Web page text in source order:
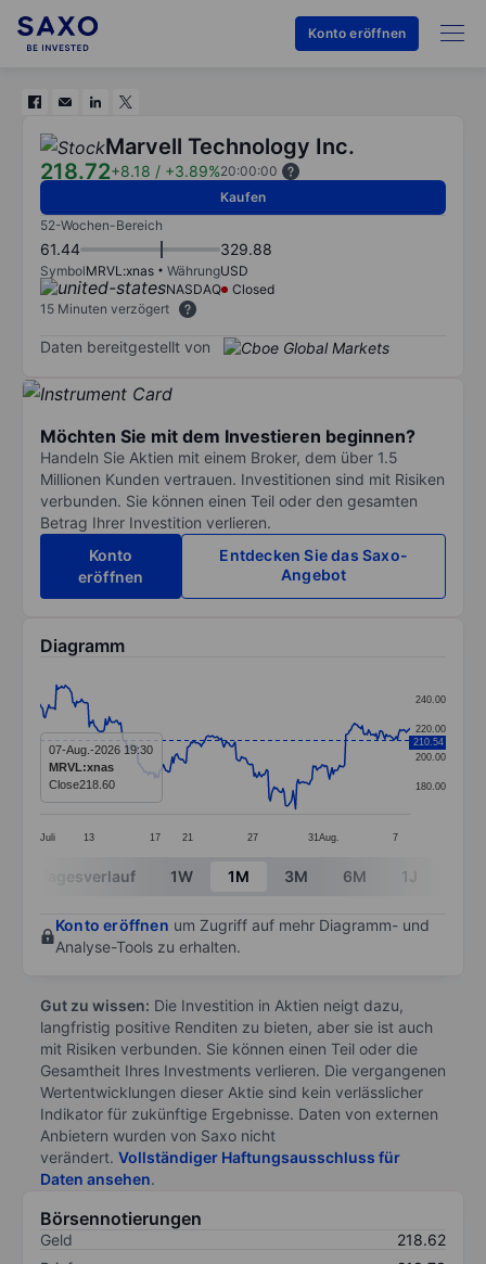
Konto eröffnen
Marvell Technology Inc.
218.72+8.18 / +3.89%20:00:00
Kaufen
52-Wochen-Bereich
61.44 329.88
SymbolMRVL:xnas WährungUSD
NASDAQ
Closed
15 Minuten verzögert
Daten bereitgestellt von
Möchten Sie mit dem Investieren beginnen?
Handeln Sie Aktien mit einem Broker, dem über 1.5
Millionen Kunden vertrauen. Investitionen sind mit Risiken
verbunden. Sie können einen Teil oder den gesamten
Betrag Ihrer Investition verlieren.
Konto
eröffnen
Entdecken Sie das Saxo-
Angebot
Diagramm
Line chart with 295 data points.
The chart has 1 X axis displaying categories.
The chart has 1 Y axis displaying values. Data
Juli 13 17 21 27 31 Aug. 7
180.00
200.00
220.00
240.00
210.54
07-Aug.-2026 19:30
MRVL:xnas
Close218.60
End of interactive chart.
Tagesverlauf 1W 1M 3M 6M 1J
Konto eröffnen um Zugriff auf mehr Diagramm- und
Analyse-Tools zu erhalten.
Gut zu wissen: Die Investition in Aktien neigt dazu,
langfristig positive Renditen zu bieten, aber sie ist auch
mit Risiken verbunden. Sie können einen Teil oder die
Gesamtheit Ihres Investments verlieren. Die vergangenen
Wertentwicklungen dieser Aktie sind kein verlässlicher
Indikator für zukünftige Ergebnisse. Daten von externen
Anbietern wurden von Saxo nicht
verändert. Vollständiger Haftungsausschluss für
Daten ansehen.
Börsennotierungen
Geld
218.62